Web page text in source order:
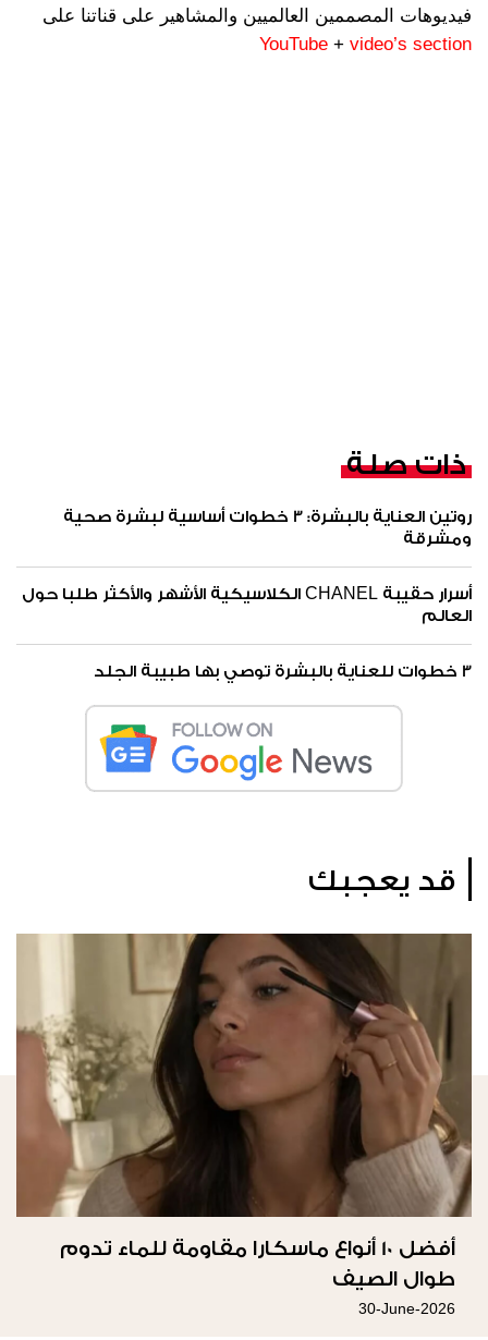
فيديوهات المصممين العالميين والمشاهير على قناتنا على
YouTube + video’s section
ذات صلة
روتين العناية بالبشرة: 3 خطوات أساسية لبشرة صحية
ومشرقة
أسرار حقيبة CHANEL الكلاسيكية الأشهر والأكثر طلبا حول
العالم
3 خطوات للعناية بالبشرة توصي بها طبيبة الجلد
قد يعجبك
أفضل 10 أنواع ماسكارا مقاومة للماء تدوم
طوال الصيف
30-June-2026